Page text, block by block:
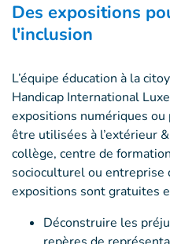
Des expositions
l'inclusion
L’équipe éducation à la
Handicap International
expositions numériques
être utilisées à l’extérieur
collège, centre de
socioculturel ou entreprise
expositions sont gratuites
Déconstruire les